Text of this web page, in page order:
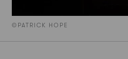
©PATRICK HOPE